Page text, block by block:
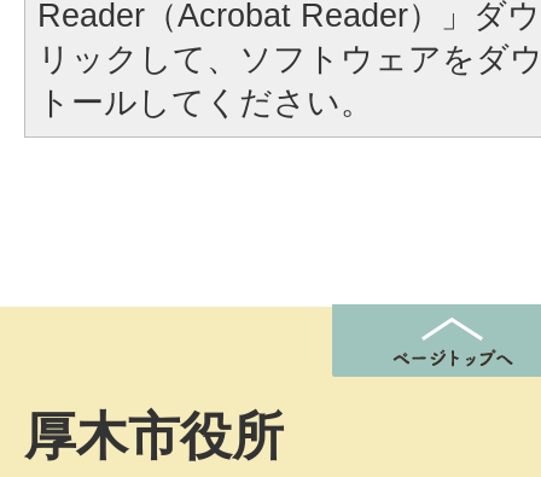
Reader（Acrobat Reader）」ダ
リックして、ソフトウェアをダ
トールしてください。
厚木市役所